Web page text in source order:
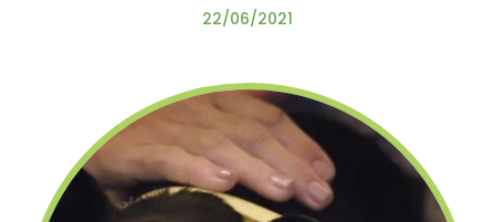
22/06/2021